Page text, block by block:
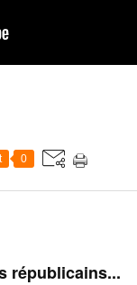
0
républicains...